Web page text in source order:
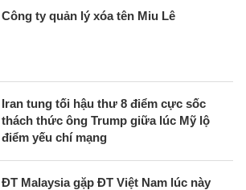
Công ty quản lý xóa tên Miu Lê
Iran tung tối hậu thư 8 điểm cực sốc
thách thức ông Trump giữa lúc Mỹ lộ
điểm yếu chí mạng
ĐT Malaysia gặp ĐT Việt Nam lúc này